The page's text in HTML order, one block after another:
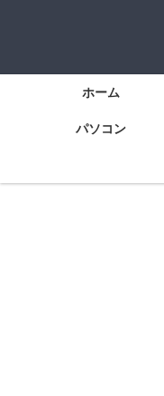
ホーム
パソコン